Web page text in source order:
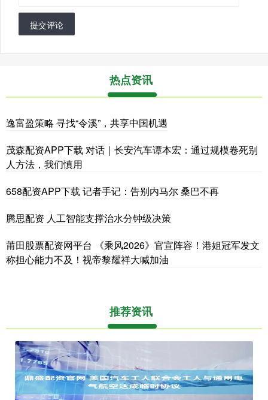
提交评论
热点资讯
逸富盈策略 寻找“令溪”，共享中国机遇
茂森配资APP下载 对话｜长安汽车谭本宏：通过规模卷死别
人方法，我们慎用
658配资APP下载 记者手记：告别内马尔 桑巴不再
腾思配资 人工智能支撑治水分钟级决策
莆田股票配资网平台 《乘风2026》官宣阵容！港姐冠军发文
称担心能力不及！视帝黎耀祥大喊加油
推荐资讯